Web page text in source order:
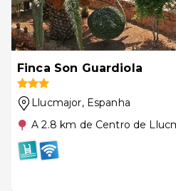
Finca Son Guardiola
Llucmajor, Espanha
A 2.8 km de Centro de